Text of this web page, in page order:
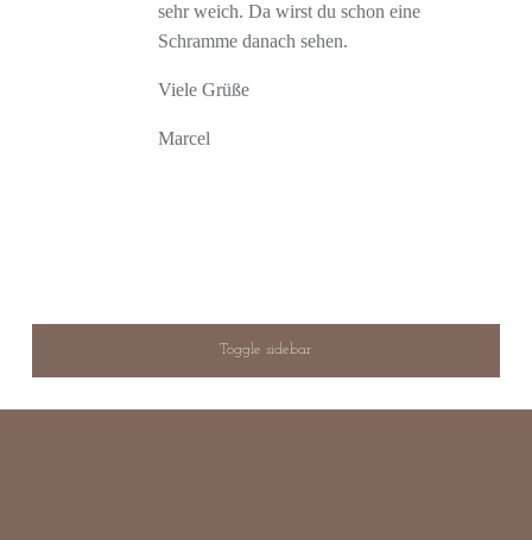
sehr weich. Da wirst du schon eine
Schramme danach sehen.
Viele Grüße
Marcel
Toggle sidebar